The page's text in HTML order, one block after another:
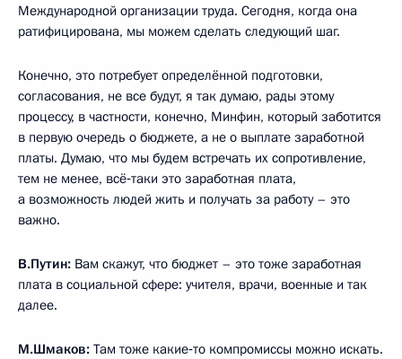
Международной организации труда. Сегодня, когда она
ратифицирована, мы можем сделать следующий шаг.
Конечно, это потребует определённой подготовки,
согласования, не все будут, я так думаю, рады этому
процессу, в частности, конечно, Минфин, который заботится
в первую очередь о бюджете, а не о выплате заработной
платы. Думаю, что мы будем встречать их сопротивление,
тем не менее, всё‑таки это заработная плата,
а возможность людей жить и получать за работу – это
важно.
В.Путин: Вам скажут, что бюджет – это тоже заработная
плата в социальной сфере: учителя, врачи, военные и так
далее.
М.Шмаков: Там тоже какие‑то компромиссы можно искать.